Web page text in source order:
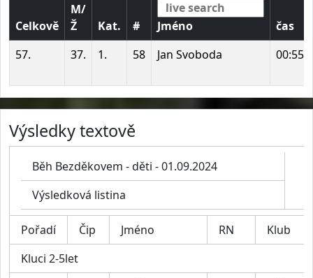
Celkově
M/
Ž
Kat. # Jméno
čas
57.
37. 1. 58 Jan Svoboda
Výsledky textově
Běh Bezděkovem - děti - 01.09.2024
Výsledková listina
Pořadí Čip Jméno RN
Klub
Kluci 2-5let